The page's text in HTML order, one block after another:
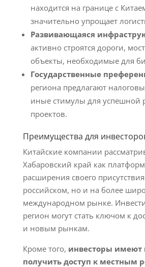
находится на границе с
значительно упрощает
Развивающаяся
активно строятся дороги,
объекты, необходимые для
Государственные
региона предлагают
иные стимулы для успешной
проектов.
Преимущества для
Китайские компании
Хабаровский край как
расширения своего
российском, но и на более
международном рынке.
регион могут стать ключом к
и новым рынкам.
Кроме того, инвесторы имеют
получить доступ к местным